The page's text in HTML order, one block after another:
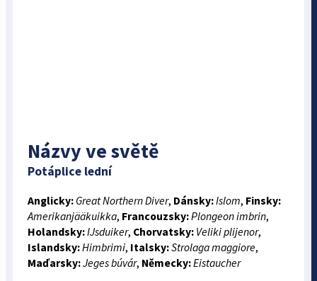
Názvy ve světě
Potáplice lední
Anglicky: Great Northern Diver, Dánsky:Islom, Finsky:
Amerikanjääkuikka, Francouzsky:Plongeon imbrin,
Holandsky:IJsduiker, Chorvatsky: Veliki plijenor,
Islandsky:Himbrimi, Italsky:Strolaga maggiore,
Maďarsky:Jeges búvár, Německy:Eistaucher